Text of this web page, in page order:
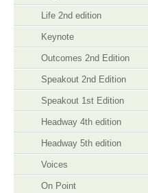
Life 2nd edition
Keynote
Outcomes 2nd Edition
Speakout 2nd Edition
Speakout 1st Edition
Headway 4th edition
Headway 5th edition
Voices
On Point